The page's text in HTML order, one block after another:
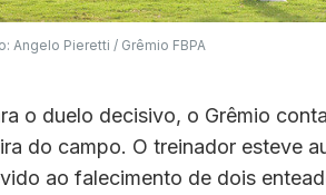
Angelo Pieretti / Grêmio FBPA
o duelo decisivo, o Grêmio
do campo. O treinador esteve
ao falecimento de dois